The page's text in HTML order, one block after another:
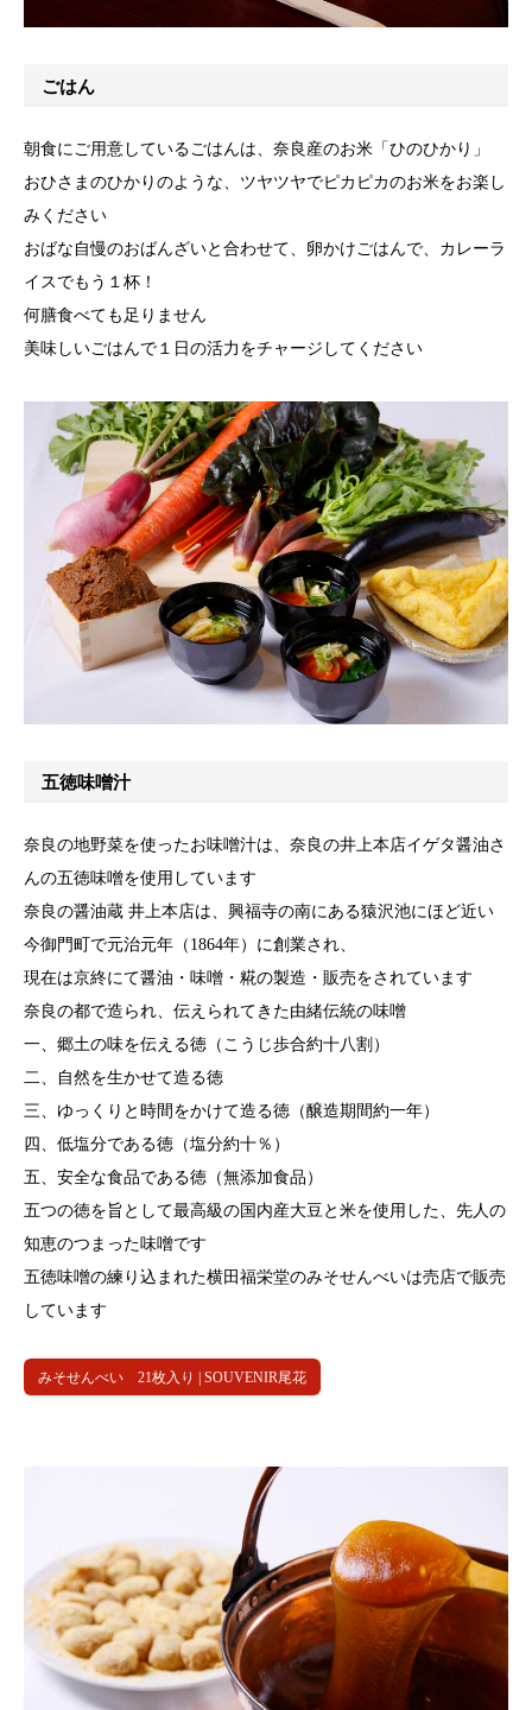
ごはん
朝食にご用意しているごはんは、奈良産のお米「ひのひかり」
おひさまのひかりのような、ツヤツヤでピカピカのお米をお楽し
みください
おばな自慢のおばんざいと合わせて、卵かけごはんで、カレーラ
イスでもう１杯！
何膳食べても足りません
美味しいごはんで１日の活力をチャージしてください
五徳味噌汁
奈良の地野菜を使ったお味噌汁は、奈良の井上本店イゲタ醤油さ
んの五徳味噌を使用しています
奈良の醤油蔵 井上本店は、興福寺の南にある猿沢池にほど近い
今御門町で元治元年（1864年）に創業され、
現在は京終にて醤油・味噌・糀の製造・販売をされています
奈良の都で造られ、伝えられてきた由緒伝統の味噌
一、郷土の味を伝える徳（こうじ歩合約十八割）
二、自然を生かせて造る徳
三、ゆっくりと時間をかけて造る徳（醸造期間約一年）
四、低塩分である徳（塩分約十％）
五、安全な食品である徳（無添加食品）
五つの徳を旨として最高級の国内産大豆と米を使用した、先人の
知恵のつまった味噌です
五徳味噌の練り込まれた横田福栄堂のみそせんべいは売店で販売
しています
みそせんべい 21枚入り | SOUVENIR尾花